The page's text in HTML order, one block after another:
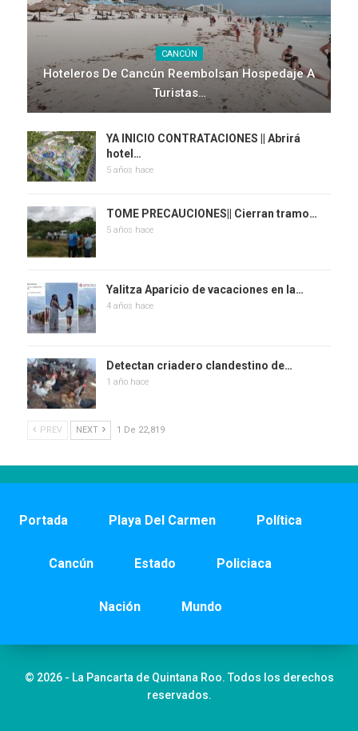
CANCÚN
Hoteleros De Cancún Reembolsan Hospedaje A
Turistas…
YA INICIO CONTRATACIONES || Abrirá
hotel…
5 años hace
TOME PRECAUCIONES|| Cierran tramo…
5 años hace
Yalitza Aparicio de vacaciones en la…
4 años hace
Detectan criadero clandestino de…
1 año hace
PREV NEXT 1 De 22,819
Portada Playa Del Carmen Política
Cancún Estado Policiaca
Nación Mundo
© 2026 - La Pancarta de Quintana Roo. Todos los derechos
reservados.